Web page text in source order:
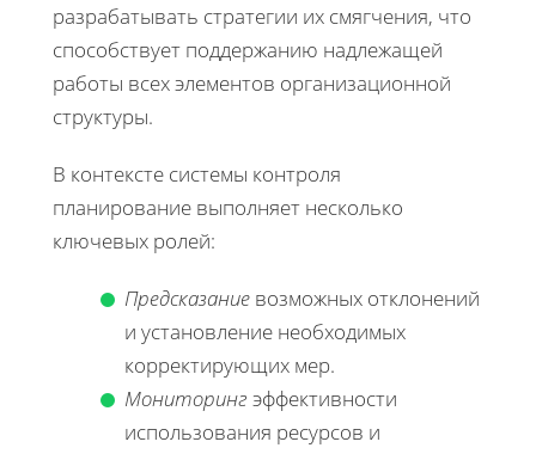
разрабатывать стратегии их смягчения, что
способствует поддержанию надлежащей
работы всех элементов организационной
структуры.
В контексте системы контроля
планирование выполняет несколько
ключевых ролей:
Предсказание возможных отклонений
и установление необходимых
корректирующих мер.
Мониторинг эффективности
использования ресурсов и